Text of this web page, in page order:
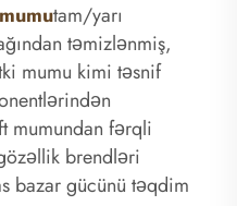
tam/yarı
təmizlənmiş,
mumu kimi təsnif
mumundan fərqli
brendləri
bazar gücünü təqdim